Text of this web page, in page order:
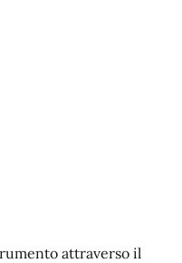
attraverso il